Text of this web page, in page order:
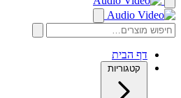
דף הבית
קטגוריות